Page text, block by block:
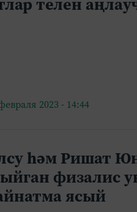
2023 - 14:44
һәм Ришат
физалис
ясый